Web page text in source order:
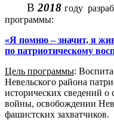
В 2018 году
программы:
«Я помню – значит, я
по патриотическому
Цель программы:
Невельского района
исторических сведений
войны, освобождении
фашистских захватчиков.